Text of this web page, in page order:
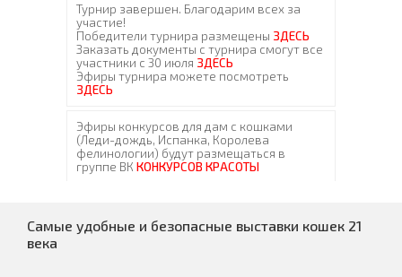
Самые удобные и безопасные выставки кошек 21
века